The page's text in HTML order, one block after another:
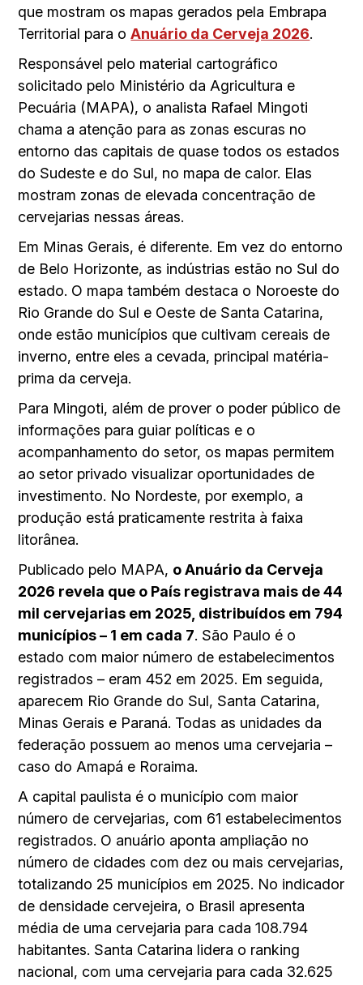
que mostram os mapas gerados pela Embrapa
Territorial para oAnuário da Cerveja 2026.
Responsável pelo material cartográfico
solicitado pelo Ministério da Agricultura e
Pecuária (MAPA), o analista Rafael Mingoti
chama a atenção para as zonas escuras no
entorno das capitais de quase todos os estados
do Sudeste e do Sul, no mapa de calor. Elas
mostram zonas de elevada concentração de
cervejarias nessas áreas.
Em Minas Gerais, é diferente. Em vez do entorno
de Belo Horizonte, as indústrias estão no Sul do
estado. O mapa também destaca o Noroeste do
Rio Grande do Sul e Oeste de Santa Catarina,
onde estão municípios que cultivam cereais de
inverno, entre eles a cevada, principal matéria-
prima da cerveja.
Para Mingoti, além de prover o poder público de
informações para guiar políticas e o
acompanhamento do setor, os mapas permitem
ao setor privado visualizar oportunidades de
investimento. No Nordeste, por exemplo, a
produção está praticamente restrita à faixa
litorânea.
Publicado pelo MAPA, o Anuário da Cerveja
2026 revela que o País registrava mais de 44
mil cervejarias em 2025, distribuídos em 794
municípios – 1 em cada 7. São Paulo é o
estado com maior número de estabelecimentos
registrados – eram 452 em 2025. Em seguida,
aparecem Rio Grande do Sul, Santa Catarina,
Minas Gerais e Paraná. Todas as unidades da
federação possuem ao menos uma cervejaria –
caso do Amapá e Roraima.
A capital paulista é o município com maior
número de cervejarias, com 61 estabelecimentos
registrados. O anuário aponta ampliação no
número de cidades com dez ou mais cervejarias,
totalizando 25 municípios em 2025. No indicador
de densidade cervejeira, o Brasil apresenta
média de uma cervejaria para cada 108.794
habitantes. Santa Catarina lidera o ranking
nacional, com uma cervejaria para cada 32.625